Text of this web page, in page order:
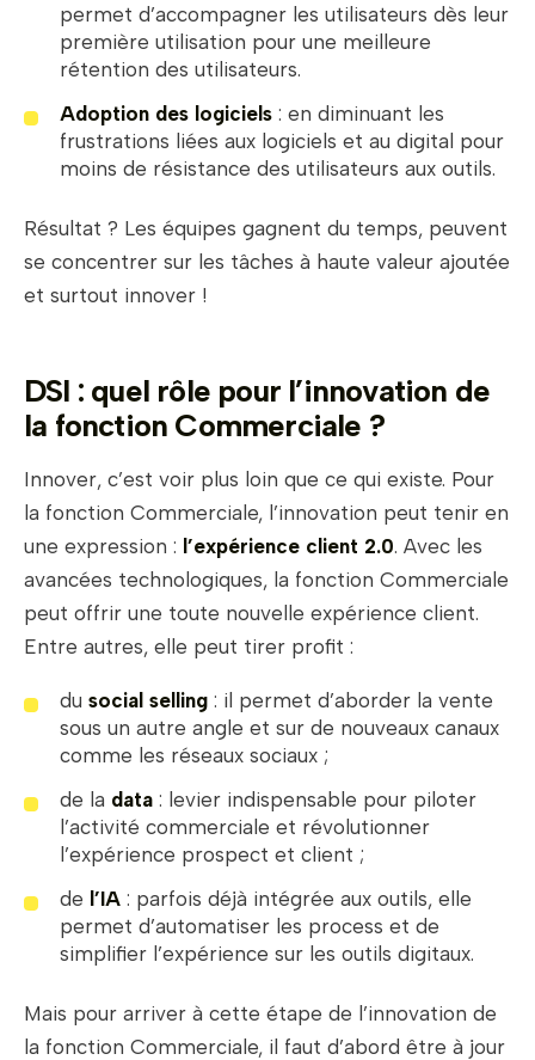
permet d’accompagner les utilisateurs dès leur
première utilisation pour une meilleure
rétention des utilisateurs.
Adoption des logiciels : en diminuant les
frustrations liées aux logiciels et au digital pour
moins de résistance des utilisateurs aux outils.
Résultat ? Les équipes gagnent du temps, peuvent
se concentrer sur les tâches à haute valeur ajoutée
et surtout innover !
DSI : quel rôle pour l’innovation de
la fonction Commerciale ?
Innover, c’est voir plus loin que ce qui existe. Pour
la fonction Commerciale, l’innovation peut tenir en
une expression : l’expérience client 2.0. Avec les
avancées technologiques, la fonction Commerciale
peut offrir une toute nouvelle expérience client.
Entre autres, elle peut tirer profit :
du social selling : il permet d’aborder la vente
sous un autre angle et sur de nouveaux canaux
comme les réseaux sociaux ;
de la data : levier indispensable pour piloter
l’activité commerciale et révolutionner
l’expérience prospect et client ;
de l’IA : parfois déjà intégrée aux outils, elle
permet d’automatiser les process et de
simplifier l’expérience sur les outils digitaux.
Mais pour arriver à cette étape de l’innovation de
la fonction Commerciale, il faut d’abord être à jour